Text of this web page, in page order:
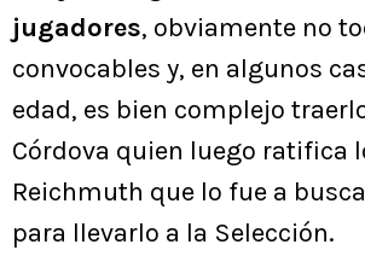
jugadores, obviamente no
convocables y, en algunos
edad, es bien complejo
Córdova quien luego ratifica
Reichmuth que lo fue a
para llevarlo a la Selección.